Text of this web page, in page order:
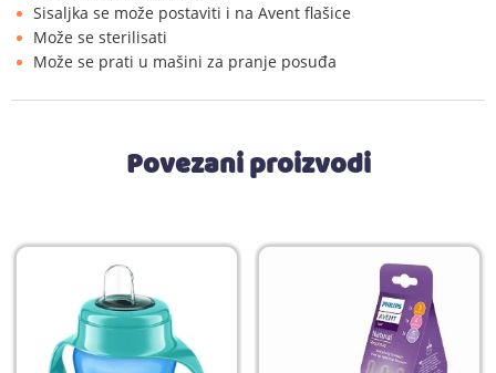
Sisaljka se može postaviti i na Avent flašice
Može se sterilisati
Može se prati u mašini za pranje posuđa
Povezani proizvodi